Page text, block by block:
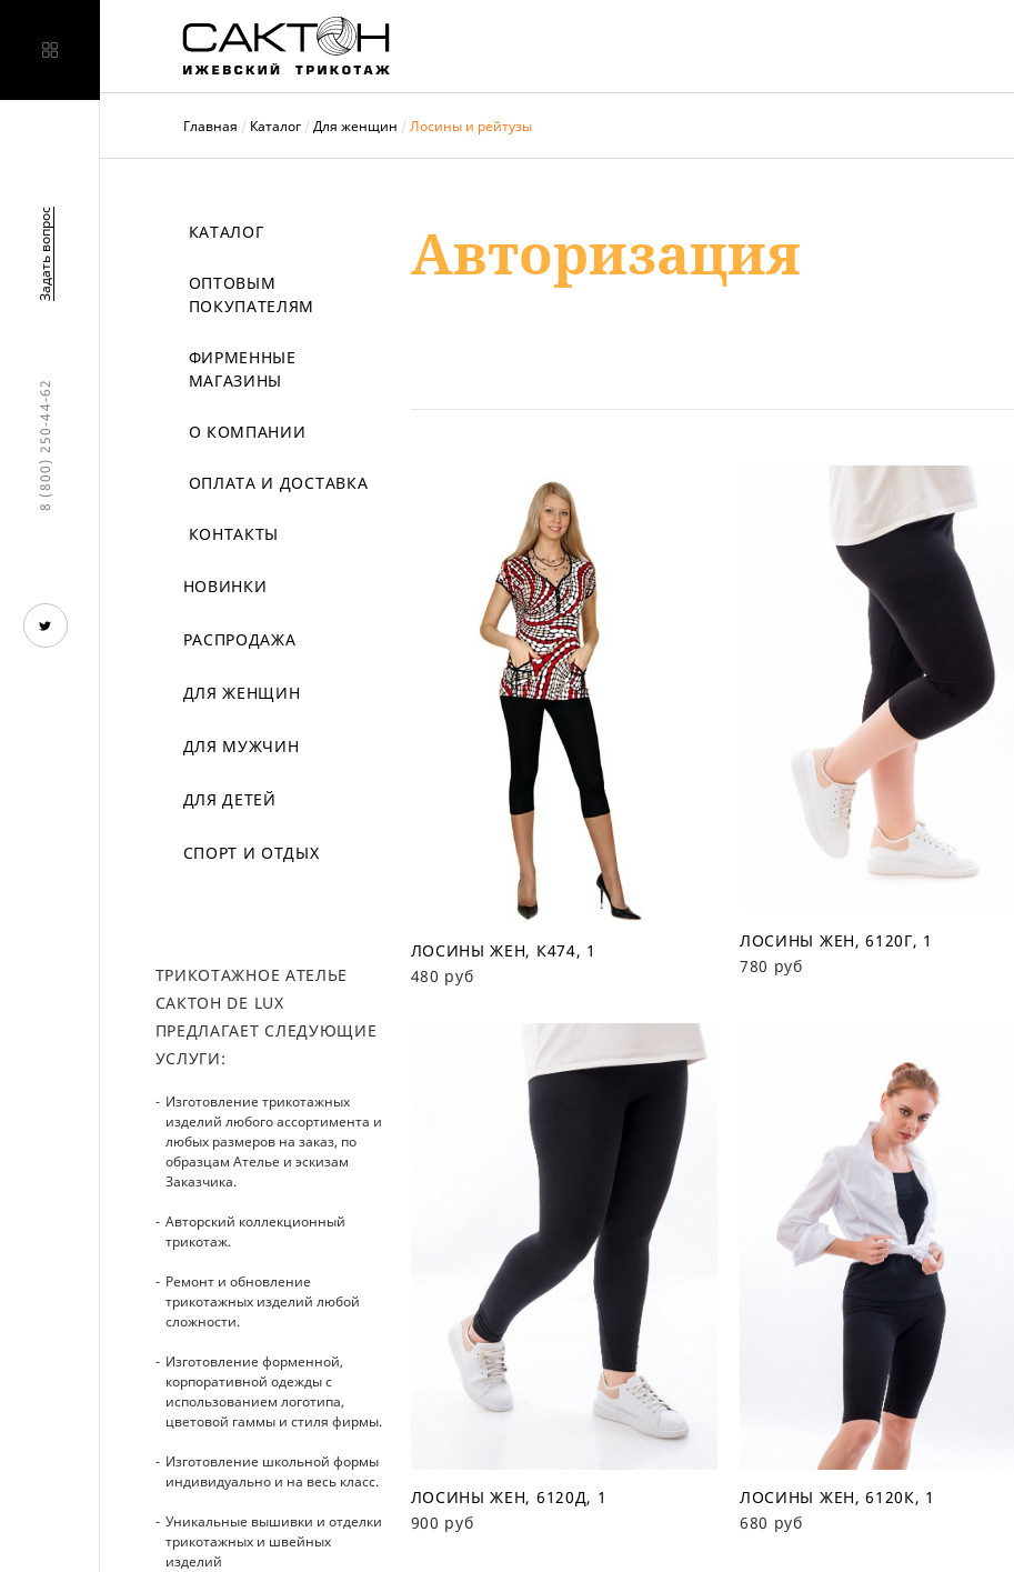
8 (800) 250-44-62
Задать вопрос
Главная Каталог Для женщин Лосины и рейтузы
КАТАЛОГ
ОПТОВЫМ
ПОКУПАТЕЛЯМ
ФИРМЕННЫЕ
МАГАЗИНЫ
О КОМПАНИИ
ОПЛАТА И ДОСТАВКА
КОНТАКТЫ
НОВИНКИ
РАСПРОДАЖА
ДЛЯ ЖЕНЩИН
ДЛЯ МУЖЧИН
ДЛЯ ДЕТЕЙ
СПОРТ И ОТДЫХ
ТРИКОТАЖНОЕ АТЕЛЬЕ
САКТОН DE LUX
ПРЕДЛАГАЕТ СЛЕДУЮЩИЕ
УСЛУГИ:
Изготовление трикотажных
изделий любого ассортимента и
любых размеров на заказ, по
образцам Ателье и эскизам
Заказчика.
Авторский коллекционный
трикотаж.
Ремонт и обновление
трикотажных изделий любой
сложности.
Изготовление форменной,
корпоративной одежды с
использованием логотипа,
цветовой гаммы и стиля фирмы.
Изготовление школьной формы
индивидуально и на весь класс.
Уникальные вышивки и отделки
трикотажных и швейных
изделий
Авторизация
ЛОСИНЫ ЖЕН, К474, 1
480 руб
ЛОСИНЫ ЖЕН, 6120Г, 1
780 руб
ЛОСИНЫ ЖЕН, 6120Д, 1
900 руб
ЛОСИНЫ ЖЕН, 6120К, 1
680 руб